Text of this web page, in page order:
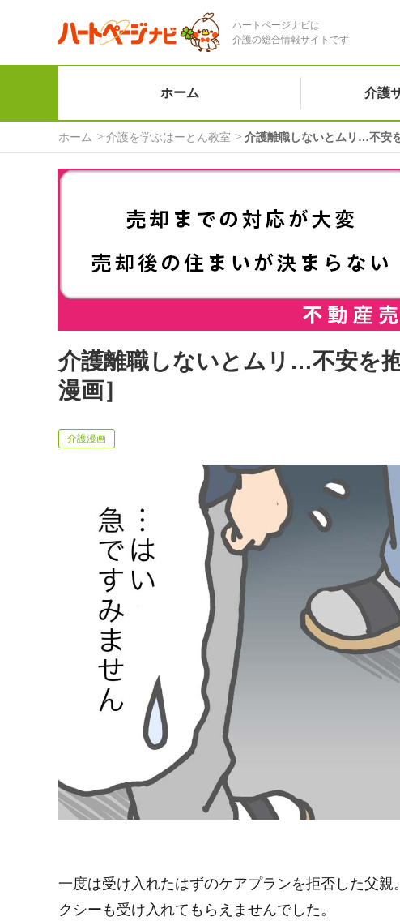
ハートページナビは
介護の総合情報サイトです
ホーム 介護
ホーム 介護を学ぶはーとん教室 介護離職しないとムリ…不安
介護離職しないとムリ…不安を
漫画］
介護漫画
一度は受け入れたはずのケアプランを拒否した父
クシーも受け入れてもらえませんでした。